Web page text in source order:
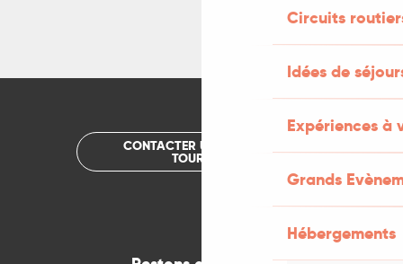
Circuits
Idées de
Expériences à
Grands
Hébergements
CONTACTER UN OFFICE DE
TOURISME